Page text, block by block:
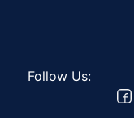
Follow Us: